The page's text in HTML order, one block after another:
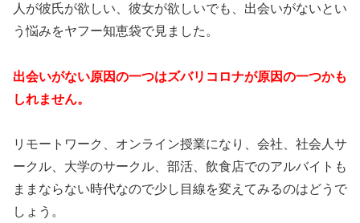
人が彼氏が欲しい、彼女が欲しいでも、出会いがないとい
う悩みをヤフー知恵袋で見ました。
出会いがない原因の一つはズバリコロナが原因の一つかも
しれません。
リモートワーク、オンライン授業になり、会社、社会人サ
ークル、大学のサークル、部活、飲食店でのアルバイトも
ままならない時代なので少し目線を変えてみるのはどうで
しょう。